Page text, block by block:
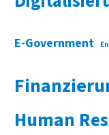
E-Government
Human